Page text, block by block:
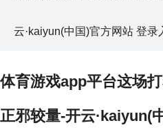
云·kaiyun(中国)官方网站 登录
体育游戏app平台这场
正邪较量-开云·kaiyun(